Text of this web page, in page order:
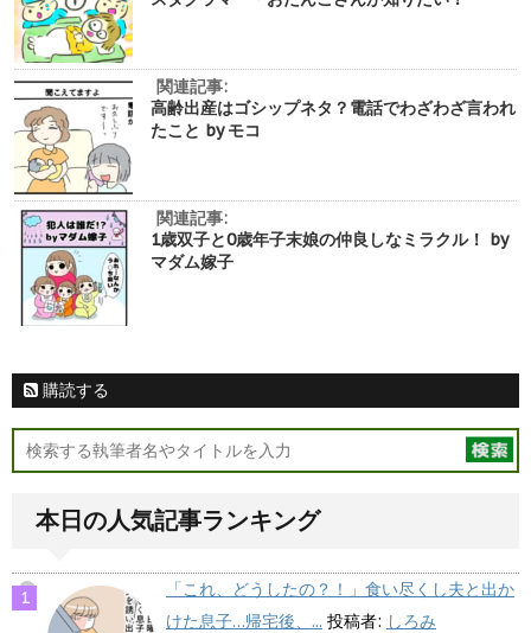
関連記事:
高齢出産はゴシップネタ？電話でわざわざ言われ
たこと by モコ
関連記事:
1歳双子と0歳年子末娘の仲良しなミラクル！ by
マダム嫁子
購読する
本日の人気記事ランキング
「これ、どうしたの？！」食い尽くし夫と出か
けた息子…帰宅後、... 投稿者: しろみ